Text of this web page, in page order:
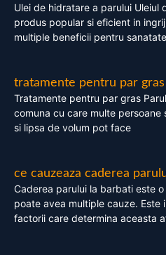
Ulei de hidratare a parului Uleiul
produs popular si eficient in
multiple beneficii pentru
tratamente pentru par gras
Tratamente pentru par gras
comuna cu care multe
si lipsa de volum pot face
ce cauzeaza caderea
Caderea parului la barbati este
poate avea multiple cauze. Este
factorii care determina aceasta